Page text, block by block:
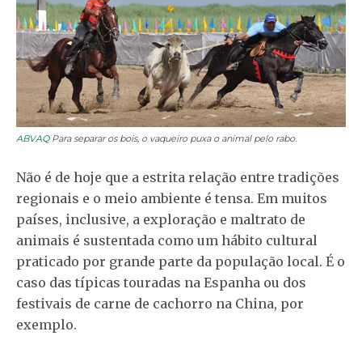
ABVAQPara separar os bois, o vaqueiro puxa o animal pelo rabo.
Não é de hoje que a estrita relação entre tradições
regionais e o meio ambiente é tensa. Em muitos
países, inclusive, a exploração e maltrato de
animais é sustentada como um hábito cultural
praticado por grande parte da população local. É o
caso das típicas touradas na Espanha ou dos
festivais de carne de cachorro na China, por
exemplo.